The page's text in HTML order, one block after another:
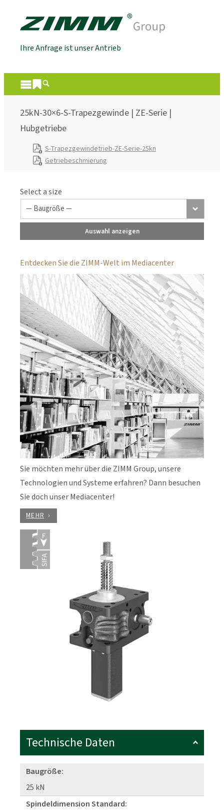
Ihre Anfrage ist unser Antrieb
25kN-30×6-S-Trapezgewinde | ZE-Serie |
Hubgetriebe
S-Trapezgewindetrieb-ZE-Serie-25kn
Getriebeschmierung
Select a size
Auswahl anzeigen
Entdecken Sie die ZIMM-Welt im Mediacenter
Sie möchten mehr über die ZIMM Group, unsere
Technologien und Systeme erfahren? Dann besuchen
Sie doch unser Mediacenter!
MEHR
Technische Daten
Baugröße:
25 kN
Spindeldimension Standard: